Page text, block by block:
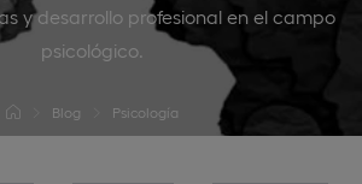
y desarrollo profesional en el campo
psicológico.
Blog Psicología